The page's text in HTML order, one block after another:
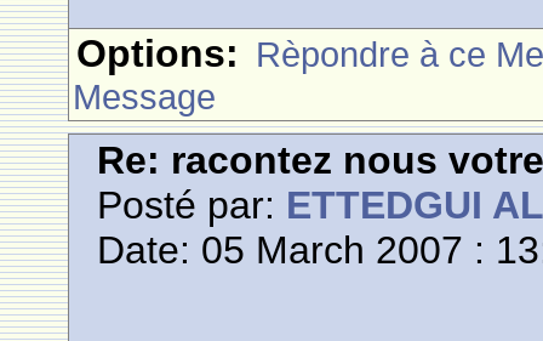
Options: Rèpondre à ce
Message
Re: racontez nous
Posté par: ETTEDGUI
Date: 05 March 2007 :